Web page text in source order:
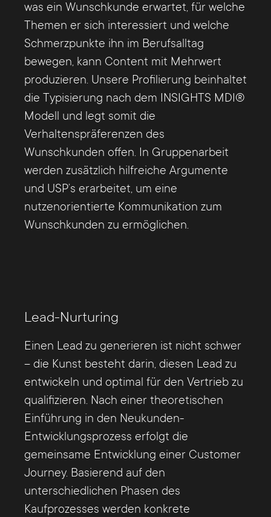
was ein Wunschkunde erwartet, für welche
Themen er sich interessiert und welche
Schmerzpunkte ihn im Berufsalltag
bewegen, kann Content mit Mehrwert
produzieren. Unsere Profilierung beinhaltet
die Typisierung nach dem INSIGHTS MDI®
Modell und legt somit die
Verhaltenspräferenzen des
Wunschkunden offen. In Gruppenarbeit
werden zusätzlich hilfreiche Argumente
und USP’s erarbeitet, um eine
nutzenorientierte Kommunikation zum
Wunschkunden zu ermöglichen.
Lead-Nurturing
Einen Lead zu generieren ist nicht schwer
– die Kunst besteht darin, diesen Lead zu
entwickeln und optimal für den Vertrieb zu
qualifizieren. Nach einer theoretischen
Einführung in den Neukunden-
Entwicklungsprozess erfolgt die
gemeinsame Entwicklung einer Customer
Journey. Basierend auf den
unterschiedlichen Phasen des
Kaufprozesses werden konkrete